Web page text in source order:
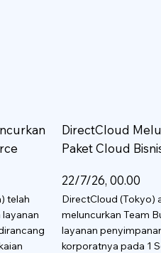
telah
DirectCloud
Paket Cloud
22/7/26, 00.00
DirectCloud (Tokyo)
meluncurkan Team
layanan
korporatnya pada 1